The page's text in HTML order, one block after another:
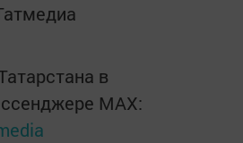
в
MАХ: